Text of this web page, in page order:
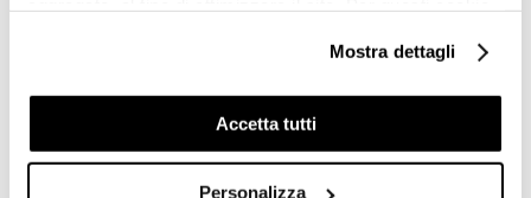
Cookie di profilazione/marketing: sono utilizzati, solo
previo tuo consenso, per esaminare le tue abitudini di
navigazione e mostrarti quindi avvisi pubblicitari mirati, in
linea con le tue preferenze.
Mostra dettagli
Accetta tutti
Personalizza